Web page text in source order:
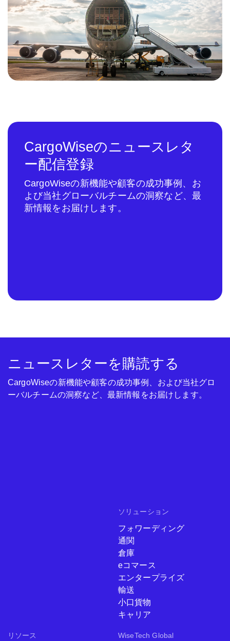
CargoWiseのニュースレタ
ー配信登録
CargoWiseの新機能や顧客の成功事例、お
よび当社グローバルチームの洞察など、最
新情報をお届けします。
ソリューション
フォワーディング
通関
倉庫
eコマース
エンタープライズ
輸送
小口貨物
キャリア
リソース WiseTech Global
ニュースレターを購読する
CargoWiseの新機能や顧客の成功事例、および当社グロ
ーバルチームの洞察など、最新情報をお届けします。